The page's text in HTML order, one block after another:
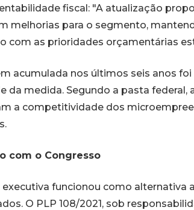
fiscal: "A atualização
melhorias para o segmento,
com as prioridades orçamentárias
acumulada nos últimos seis anos
da medida. Segundo a pasta
a competitividade dos
com o Congresso
funcionou como alternativa
O PLP 108/2021, sob